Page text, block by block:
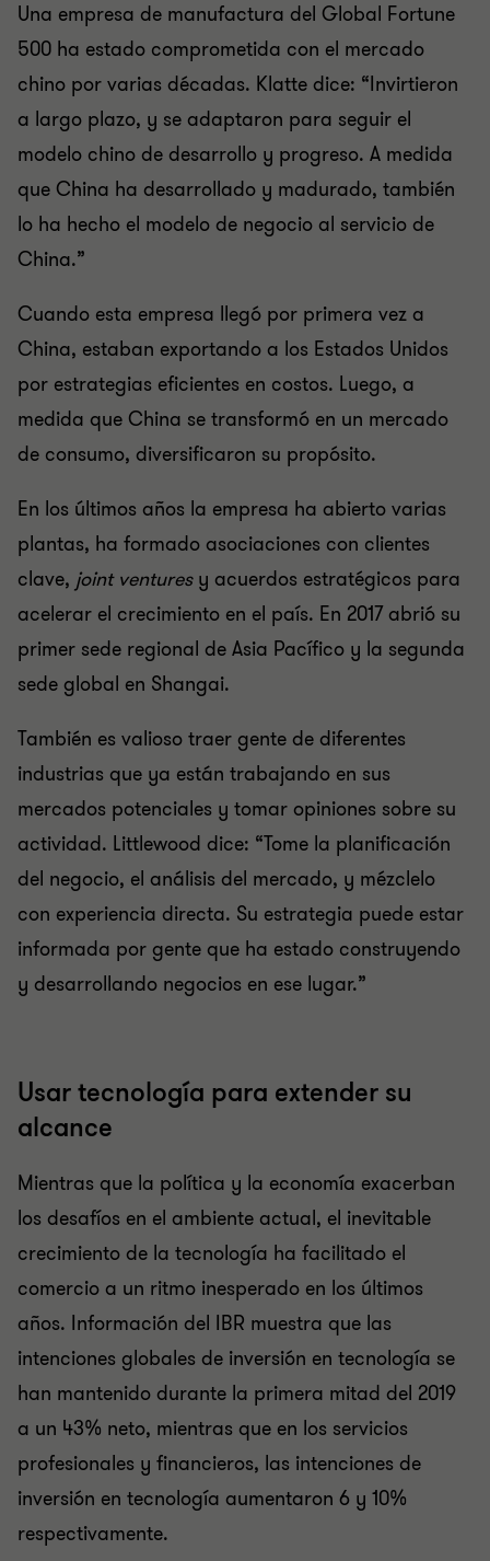
Una empresa de manufactura del Global Fortune
500 ha estado comprometida con el mercado
chino por varias décadas. Klatte dice: “Invirtieron
a largo plazo, y se adaptaron para seguir el
modelo chino de desarrollo y progreso. A medida
que China ha desarrollado y madurado, también
lo ha hecho el modelo de negocio al servicio de
China.”
Cuando esta empresa llegó por primera vez a
China, estaban exportando a los Estados Unidos
por estrategias eficientes en costos. Luego, a
medida que China se transformó en un mercado
de consumo, diversificaron su propósito.
En los últimos años la empresa ha abierto varias
plantas, ha formado asociaciones con clientes
clave, joint venturesy acuerdos estratégicos para
acelerar el crecimiento en el país. En 2017 abrió su
primer sede regional de Asia Pacífico y la segunda
sede global en Shangai.
También es valioso traer gente de diferentes
industrias que ya están trabajando en sus
mercados potenciales y tomar opiniones sobre su
actividad. Littlewood dice: “Tome la planificación
del negocio, el análisis del mercado, y mézclelo
con experiencia directa. Su estrategia puede estar
informada por gente que ha estado construyendo
y desarrollando negocios en ese lugar.”
Usar tecnología para extender su
alcance
Mientras que la política y la economía exacerban
los desafíos en el ambiente actual, el inevitable
crecimiento de la tecnología ha facilitado el
comercio a un ritmo inesperado en los últimos
años. Información del IBR muestra que las
intenciones globales de inversión en tecnología se
han mantenido durante la primera mitad del 2019
a un 43% neto, mientras que en los servicios
profesionales y financieros, las intenciones de
inversión en tecnología aumentaron 6 y 10%
respectivamente.